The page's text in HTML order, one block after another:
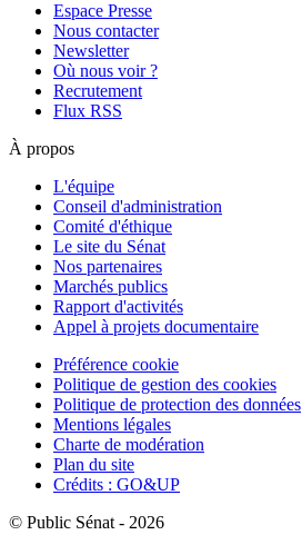
Espace Presse
Nous contacter
Newsletter
Où nous voir ?
Recrutement
Flux RSS
À propos
L'équipe
Conseil d'administration
Comité d'éthique
Le site du Sénat
Nos partenaires
Marchés publics
Rapport d'activités
Appel à projets documentaire
Préférence cookie
Politique de gestion des cookies
Politique de protection des données
Mentions légales
Charte de modération
Plan du site
Crédits : GO&UP
© Public Sénat - 2026